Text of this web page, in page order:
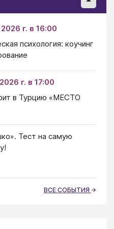
г. в 16:00
психология: коучинг
г. в 17:00
в Турцию «МЕСТО
Тест на самую
ВСЕ СОБЫТИЯ